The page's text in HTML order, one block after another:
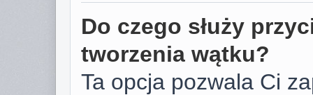
Do czego służy
tworzenia wątku?
Ta opcja pozwala Ci